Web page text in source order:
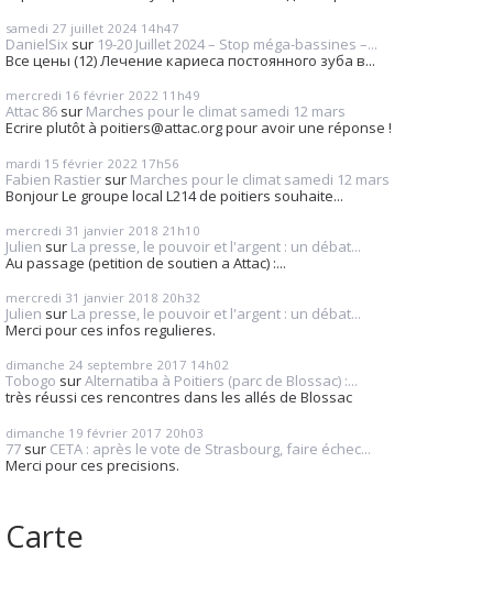
samedi 27 juillet 2024 14h47
DanielSix sur 19-20 Juillet 2024 – Stop méga-bassines –...
Все цены (12) Лечение кариеса постоянного зуба в...
mercredi 16 février 2022 11h49
Attac 86 sur Marches pour le climat samedi 12 mars
Ecrire plutôt à poitiers@attac.org pour avoir une réponse !
mardi 15 février 2022 17h56
Fabien Rastier sur Marches pour le climat samedi 12 mars
Bonjour Le groupe local L214 de poitiers souhaite...
mercredi 31 janvier 2018 21h10
Julien sur La presse, le pouvoir et l'argent : un débat...
Au passage (petition de soutien a Attac) :...
mercredi 31 janvier 2018 20h32
Julien sur La presse, le pouvoir et l'argent : un débat...
Merci pour ces infos regulieres.
dimanche 24 septembre 2017 14h02
Tobogo surAlternatiba à Poitiers (parc de Blossac) :...
très réussi ces rencontres dans les allés de Blossac
dimanche 19 février 2017 20h03
77 sur CETA : après le vote de Strasbourg, faire échec...
Merci pour ces precisions.
Carte